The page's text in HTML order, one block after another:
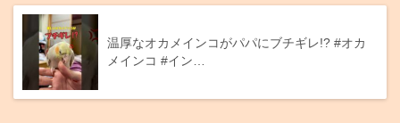
温厚なオカメインコがパパにブチギレ!? #オカ
メインコ #イン…